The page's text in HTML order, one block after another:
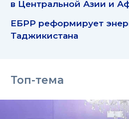
в Центральной Азии и
ЕБРР реформирует
Таджикистана
Топ-тема